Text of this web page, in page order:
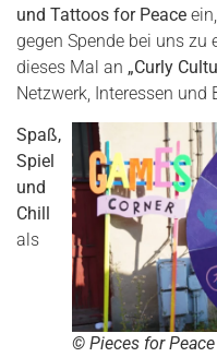
und Tattoos for Peace
gegen Spende bei uns zu
dieses Mal an „Curly
Netzwerk, Interessen und
© Pieces for Peace
Spaß,
Spiel
und
Chill
als